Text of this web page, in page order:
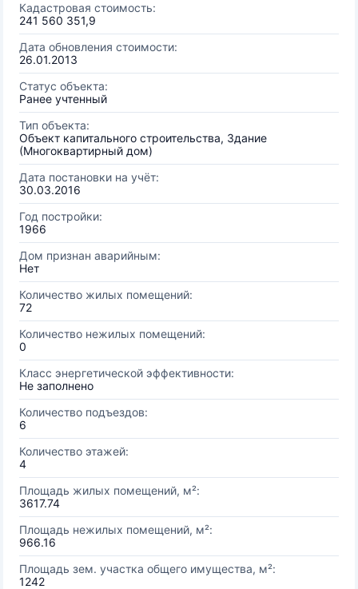
Кадастровая стоимость:
241 560 351,9
Дата обновления стоимости:
26.01.2013
Статус объекта:
Ранее учтенный
Тип объекта:
Объект капитального строительства, Здание
(Многоквартирный дом)
Дата постановки на учёт:
30.03.2016
Год постройки:
1966
Дом признан аварийным:
Нет
Количество жилых помещений:
72
Количество нежилых помещений:
0
Класс энергетической эффективности:
Не заполнено
Количество подъездов:
6
Количество этажей:
4
Площадь жилых помещений, м²:
3617.74
Площадь нежилых помещений, м²:
966.16
Площадь зем. участка общего имущества, м²:
1242